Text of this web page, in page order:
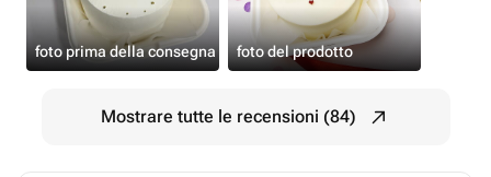
foto prima della consegna foto del prodotto
Mostrare tutte le recensioni (84)